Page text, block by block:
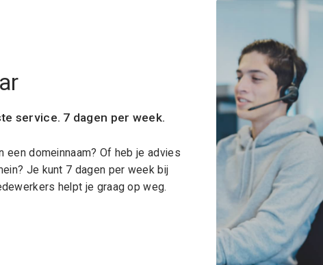
service. 7 dagen per week.
domeinnaam? Of heb je advies
Je kunt 7 dagen per week bij
helpt je graag op weg.